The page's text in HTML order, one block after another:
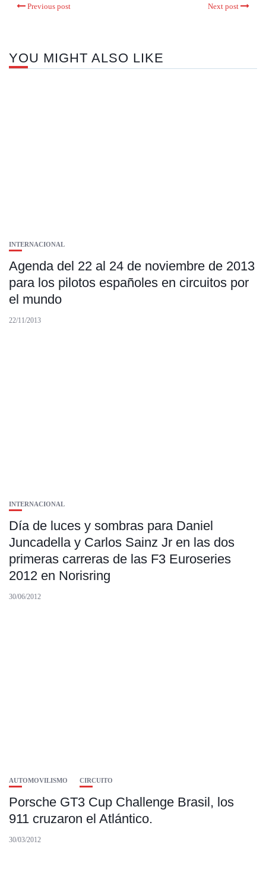
Previous post Next post
YOU MIGHT ALSO LIKE
INTERNACIONAL
Agenda del 22 al 24 de noviembre de 2013
para los pilotos españoles en circuitos por
el mundo
22/11/2013
INTERNACIONAL
Día de luces y sombras para Daniel
Juncadella y Carlos Sainz Jr en las dos
primeras carreras de las F3 Euroseries
2012 en Norisring
30/06/2012
AUTOMOVILISMO CIRCUITO
Porsche GT3 Cup Challenge Brasil, los
911 cruzaron el Atlántico.
30/03/2012